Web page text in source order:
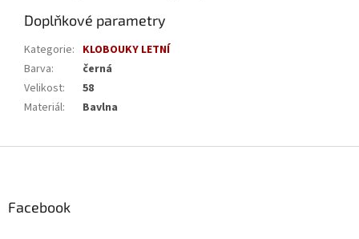
Doplňkové parametry
Kategorie: KLOBOUKY LETNÍ
Barva:
černá
Velikost:
58
Materiál: Bavlna
Facebook